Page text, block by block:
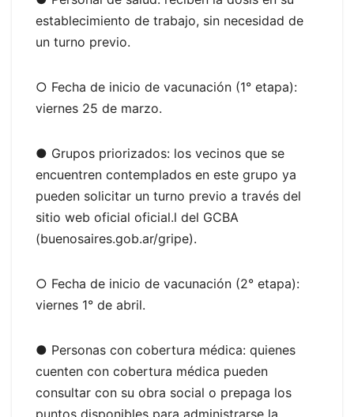
establecimiento de trabajo, sin necesidad de
un turno previo.
○ Fecha de inicio de vacunación (1° etapa):
viernes 25 de marzo.
● Grupos priorizados: los vecinos que se
encuentren contemplados en este grupo ya
pueden solicitar un turno previo a través del
sitio web oficial oficial.l del GCBA
(buenosaires.gob.ar/gripe).
○ Fecha de inicio de vacunación (2° etapa):
viernes 1° de abril.
● Personas con cobertura médica: quienes
cuenten con cobertura médica pueden
consultar con su obra social o prepaga los